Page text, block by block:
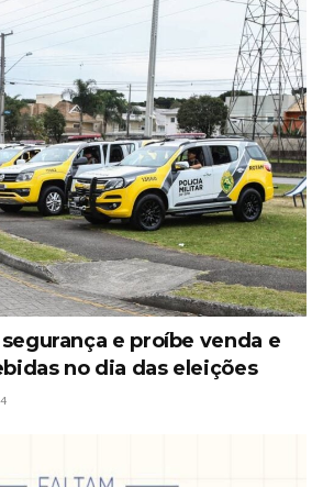
e proíbe venda e
no dia das eleições